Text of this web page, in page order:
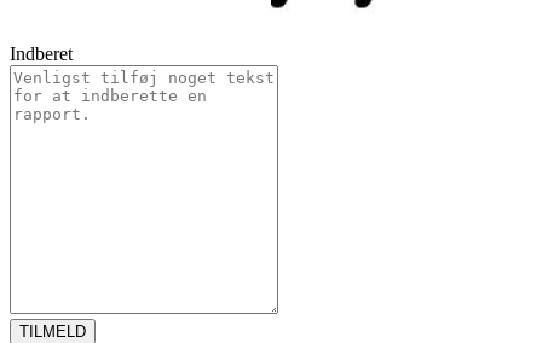
Indberet
TILMELD